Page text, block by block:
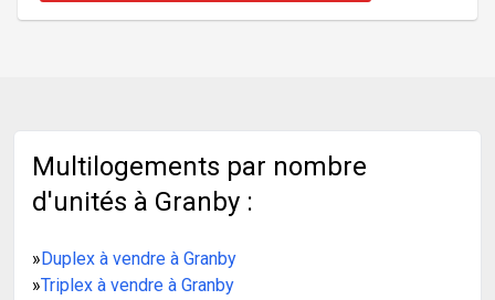
Multilogements par nombre
d'unités à Granby :
» Duplex à vendre à Granby
»Triplex à vendre à Granby